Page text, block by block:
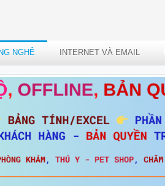
NGHỆ INTERNET VÀ EMAIL